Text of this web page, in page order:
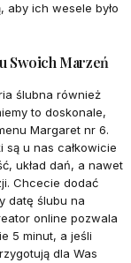
ich wesele było
Swoich Marzeń
ślubna również
to doskonale,
Margaret nr 6.
u nas całkowicie
układ dań, a nawet
Chcecie dodać
datę ślubu na
online pozwala
5 minut, a jeśli
dla Was